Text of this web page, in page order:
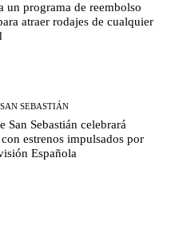
un programa de reembolso
atraer rodajes de cualquier
SEBASTIÁN
San Sebastián celebrará
estrenos impulsados por
Española